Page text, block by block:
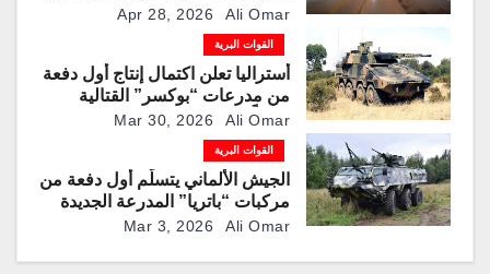
“بوشماستر” من “تاليس”
Apr 28, 2026 Ali Omar
القوات البرية
أستراليا تعلن اكتمال إنتاج أول دفعة
من مدرعات “بوكسر” القتالية
محلياً
Mar 30, 2026 Ali Omar
القوات البرية
الجيش الألماني يتسلّم أول دفعة من
مركبات “باتريا” المدرعة الجديدة
سداسية الدفعMar 3, 2026 Ali Omar